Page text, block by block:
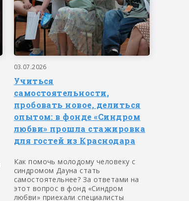
03.07.2026
Учиться
самостоятельности,
пробовать новое, делиться
опытом: в фонде «Синдром
любви» прошла стажировка
для гостей из Краснодара
Как помочь молодому человеку с
синдромом Дауна стать
самостоятельнее? За ответами на
этот вопрос в фонд «Синдром
любви» приехали специалисты